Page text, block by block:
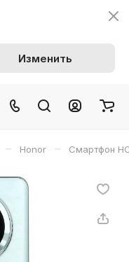
Изменить
– Honor – Смартфон